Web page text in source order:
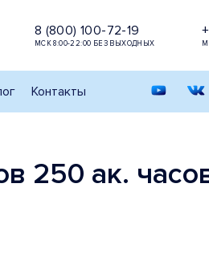
8 (800) 100-72-19
МСК 8:00-22:00 БЕЗ ВЫХОДНЫХ
Контакты
250 ак.